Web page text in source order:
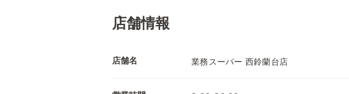
店舗情報
店舗名 業務スーパー 西鈴蘭台店